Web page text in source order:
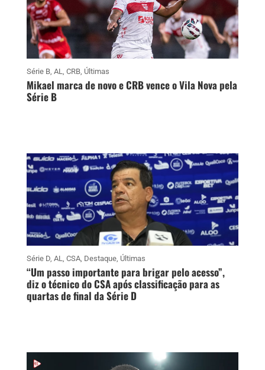
Série B, AL, CRB, Últimas
Mikael marca de novo e CRB vence o Vila Nova pela
Série B
Série D, AL, CSA, Destaque, Últimas
“Um passo importante para brigar pelo acesso”,
diz o técnico do CSA após classificação para as
quartas de final da Série D